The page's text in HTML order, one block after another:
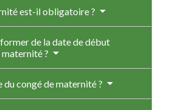
est-il obligatoire ?
de la date de début
?
du congé de maternité ?